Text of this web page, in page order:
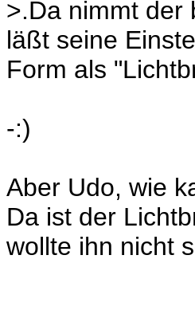
>.Da nimmt der
läßt seine
Form als
-:)
Aber Udo, wie
Da ist der
wollte ihn nicht